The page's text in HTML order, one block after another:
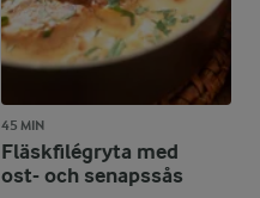
45 MIN
Fläskfilégryta med
ost- och senapssås